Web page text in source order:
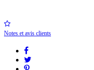
Notes et avis clients